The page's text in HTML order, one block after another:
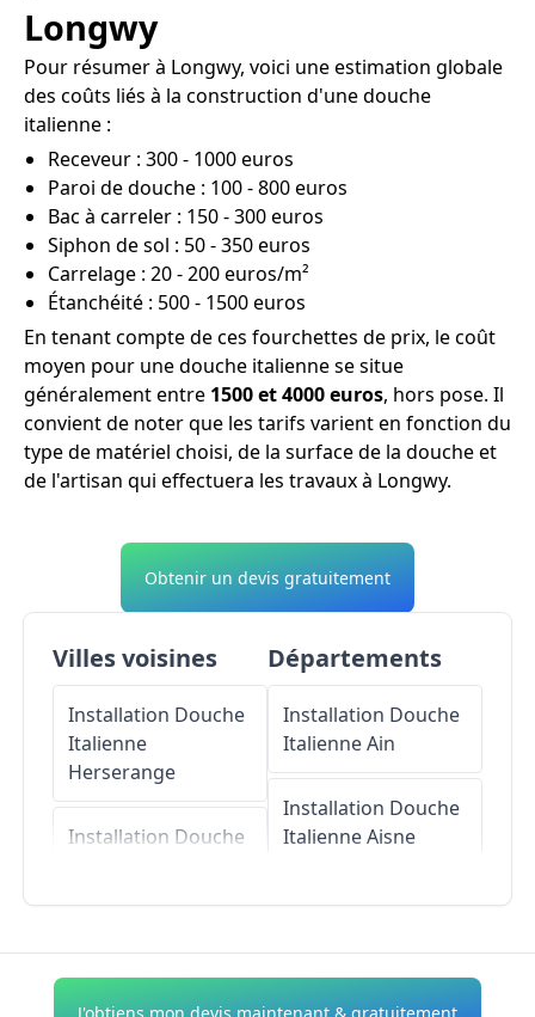
Longwy
Pour résumer à Longwy, voici une estimation globale
des coûts liés à la construction d'une douche
italienne :
Receveur : 300 - 1000 euros
Paroi de douche : 100 - 800 euros
Bac à carreler : 150 - 300 euros
Siphon de sol : 50 - 350 euros
Carrelage : 20 - 200 euros/m²
Étanchéité : 500 - 1500 euros
En tenant compte de ces fourchettes de prix, le coût
moyen pour une douche italienne se situe
généralement entre 1500 et 4000 euros, hors pose. Il
convient de noter que les tarifs varient en fonction du
type de matériel choisi, de la surface de la douche et
de l'artisan qui effectuera les travaux à Longwy.
Obtenir un devis gratuitement
Villes voisines
Installation Douche
Italienne
Herserange
Installation Douche
Installation Douche
Départements
Installation Douche
ItalienneAin
Installation Douche
ItalienneAisne
Installation Douche